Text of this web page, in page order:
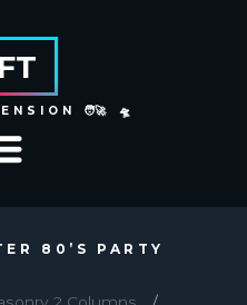
🧑‍🚀 🛸
80’S PARTY